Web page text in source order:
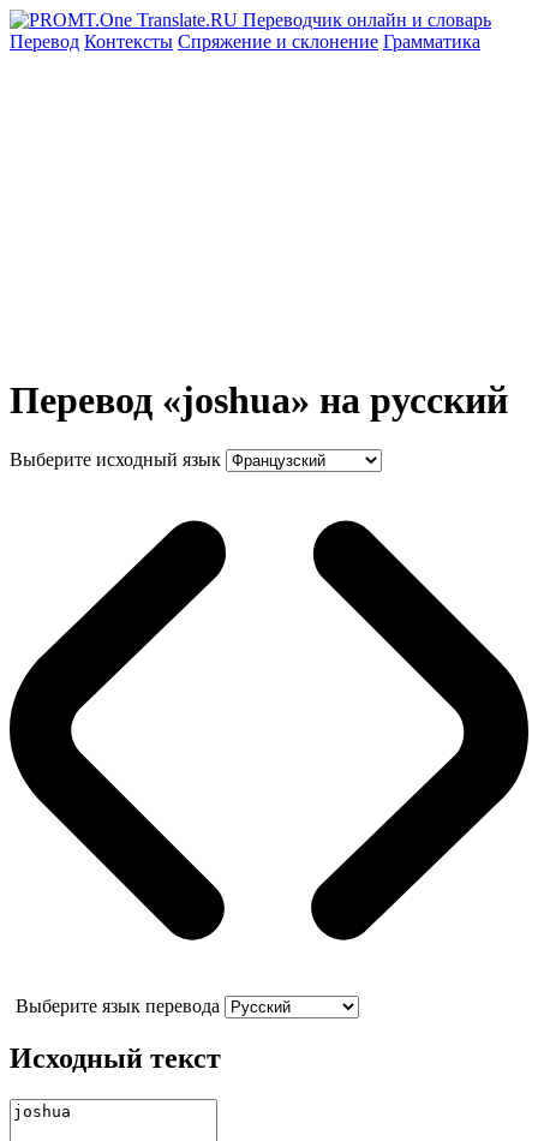
Перевод Контексты Спряжение и склонение Грамматика
Перевод «joshua» на русский
Выберите исходный язык
Выберите язык перевода
Исходный текст